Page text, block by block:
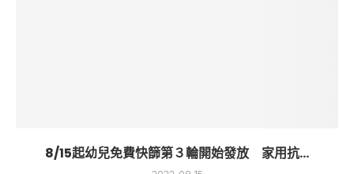
8/15起幼兒免費快篩第３輪開始發放 家用抗...